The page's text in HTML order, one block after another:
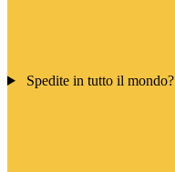
Spedite in tutto il mondo?